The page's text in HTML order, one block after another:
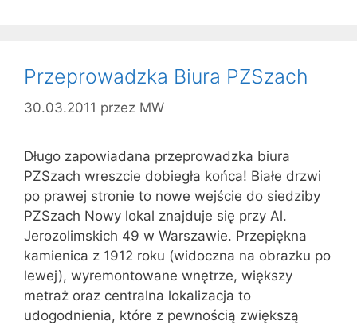
Przeprowadzka Biura PZSzach
30.03.2011 przez MW
Długo zapowiadana przeprowadzka biura
PZSzach wreszcie dobiegła końca! Białe drzwi
po prawej stronie to nowe wejście do siedziby
PZSzach Nowy lokal znajduje się przy Al.
Jerozolimskich 49 w Warszawie. Przepiękna
kamienica z 1912 roku (widoczna na obrazku po
lewej), wyremontowane wnętrze, większy
metraż oraz centralna lokalizacja to
udogodnienia, które z pewnością zwiększą